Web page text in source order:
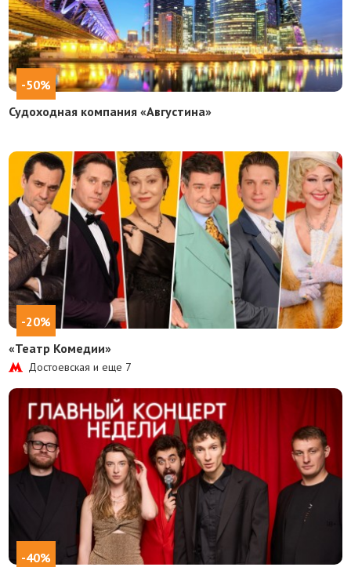
-50%
Судоходная компания «Августина»
-20%
«Театр Комедии»
Достоевская и еще 7
-40%